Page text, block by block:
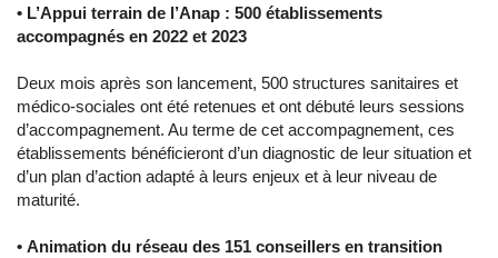
• L’Appui terrain de l’Anap : 500 établissements
accompagnés en 2022 et 2023
Deux mois après son lancement, 500 structures sanitaires et
médico-sociales ont été retenues et ont débuté leurs sessions
d’accompagnement. Au terme de cet accompagnement, ces
établissements bénéficieront d’un diagnostic de leur situation et
d’un plan d’action adapté à leurs enjeux et à leur niveau de
maturité.
• Animation du réseau des 151 conseillers en transition